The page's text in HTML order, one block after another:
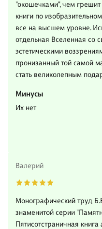
"окошечками", чем
книги по
все на высшем уровне.
отдельная Вселенная со
эстетическими
пронизанный той самой
стать великолепным
Минусы
Их нет
Валерий
Монографический труд
знаменитой серии
Пятисотстраничная